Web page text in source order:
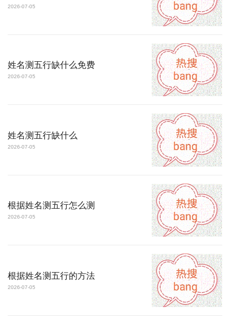
2026-07-05
姓名测五行缺什么免费
2026-07-05
姓名测五行缺什么
2026-07-05
根据姓名测五行怎么测
2026-07-05
根据姓名测五行的方法
2026-07-05